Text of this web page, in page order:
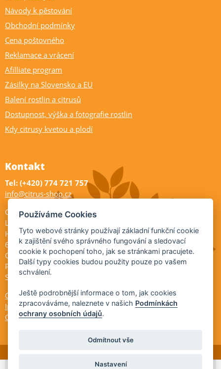
Návody k pěstování
Obchodní podmínky
Cena poštovného
Reklamace a vrácení
Afilliate program
Zásilky na Slovensko a EU
Balení rostlin a citrusů
Dostupnost, výška a fotografie rostlin
Kdy citrusy kvetou a plodí
Kontakt
Tel: (+420) 774 721 757
info@citrus-shop.cz
Citrus shop zahradnictví
Legionářů 2
Hodonín
695 01
Otevřeno:
Po-Pá 9-17
So 9-11:30
Ochrana osobních údajů
Informace ÚKZÚZ
Cookies
Používáme Cookies
Tyto webové stránky používají základní funkční cookie
k zajištění svého správného fungování a sledovací
cookie k pochopení toho, jak se stránkami pracujete.
Další typy cookies budou použity pouze po vašem
schválení.
Ještě podrobnější informace o tom, jak cookies
zpracováváme, naleznete v našich Podmínkách
ochrany osobních údajů.
Odmítnout vše
Nastavení